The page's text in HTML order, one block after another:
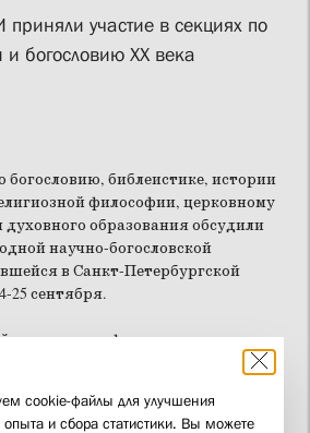
приняли участие в секциях по
богословию XX века
богословию, библеистике, истории
философии, церковному
духовного образования обсудили
научно-богословской
в Санкт-Петербургской
25 сентября.
институт на форуме представляли
Константин Обозныйи
колледжа при СФИ
cookie-файлы для улучшения
опыта и сбора статистики. Вы можете